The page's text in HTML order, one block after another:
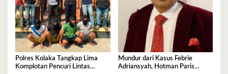
Polres Kolaka Tangkap Lima
Komplotan Pencuri Lintas
Mundur dari Kasus Febrie
Adriansyah, Hotman Paris